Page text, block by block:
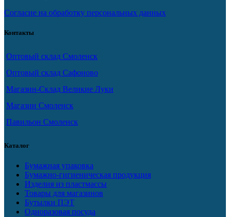
Согласие на обработку персональных данных
Контакты
Оптовый склад Смоленск
Оптовый склад Сафоново
Магазин-Склад Великие Луки
Магазин Смоленск
Павильон Смоленск
Каталог
Бумажная упаковка
Бумажно-гигиеническая продукция
Изделия из пластмассы
Товары для магазинов
Бутылки ПЭТ
Одноразовая посуда